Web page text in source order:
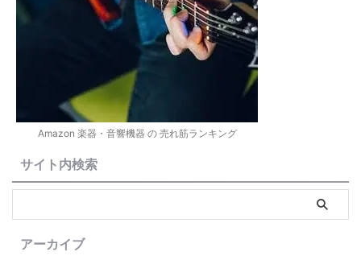
Amazon 楽器・音響機器 の 売れ筋ランキング
サイト内検索
アーカイブ